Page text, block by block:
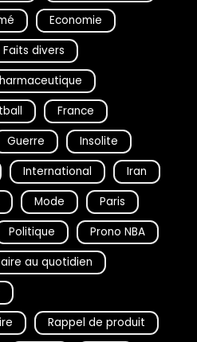
Economie
Faits divers
France
Guerre
Insolite
International
Iran
Mode
Paris
Politique
Prono NBA
au quotidien
Rappel de produit